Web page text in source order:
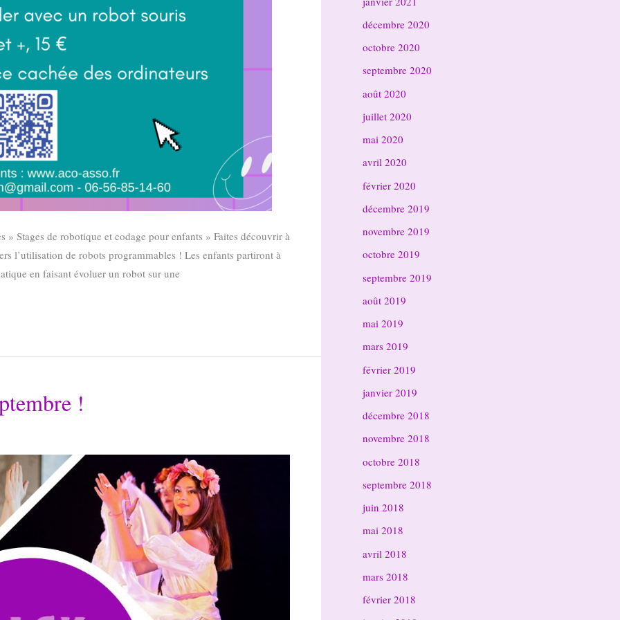
Stages de robotique et codage pour enfants » Faites découvrir à
l’utilisation de robots programmables ! Les enfants partiront à
en faisant évoluer un robot sur une
!
décembre 2020
octobre 2020
septembre 2020
août 2020
juillet 2020
mai 2020
avril 2020
février 2020
décembre 2019
novembre 2019
octobre 2019
septembre 2019
août 2019
mai 2019
mars 2019
février 2019
janvier 2019
décembre 2018
novembre 2018
octobre 2018
septembre 2018
juin 2018
mai 2018
avril 2018
mars 2018
février 2018